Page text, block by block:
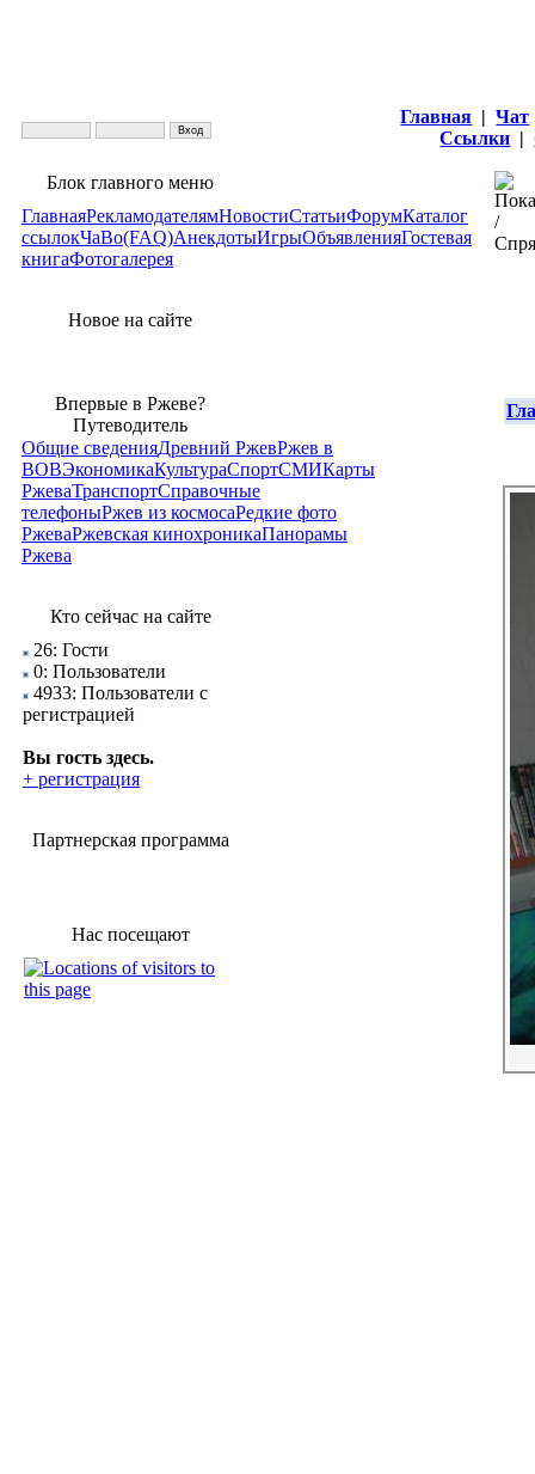
Главная | Чат
Ссылки |
Блок главного меню
ГлавнаяРекламодателямНовостиСтатьиФорумКаталог
ссылокЧаВо(FAQ)АнекдотыИгрыОбъявленияГостевая
книгаФотогалерея
Новое на сайте
Впервые в Ржеве?
Путеводитель
Общие сведенияДревний РжевРжев в
ВОВЭкономикаКультураСпортСМИКарты
РжеваТранспортСправочные
телефоныРжев из космосаРедкие фото
РжеваРжевская кинохроникаПанорамы
Ржева
Кто сейчас на сайте
26: Гости
0: Пользователи
4933: Пользователи с
регистрацией
Вы гость здесь.
+ регистрация
Партнерская программа
Нас посещают